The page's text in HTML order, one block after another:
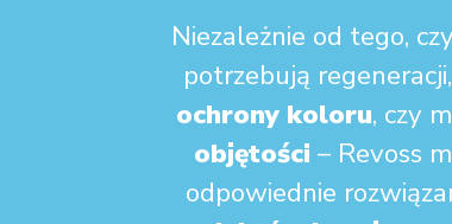
Niezależnie od tego,
potrzebują regeneracji,
ochrony koloru, czy
objętości – Revoss
odpowiednie